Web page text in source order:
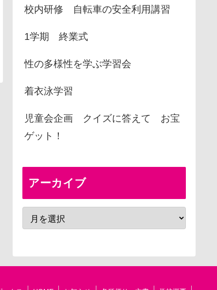
校内研修 自転車の安全利用講習
1学期 終業式
性の多様性を学ぶ学習会
着衣泳学習
児童会企画 クイズに答えて お宝
ゲット！
アーカイブ